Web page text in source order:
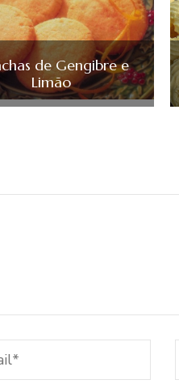
de Gengibre e
Limão